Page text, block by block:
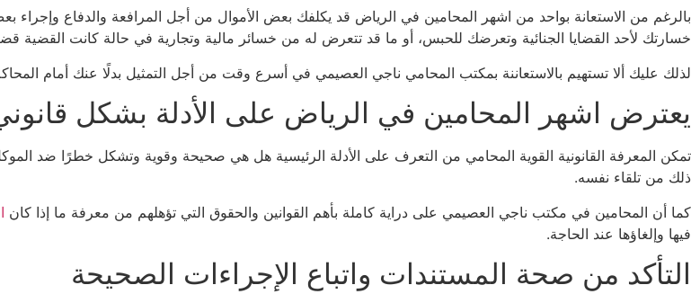
بالرغم من الاستعانة بواحد من اشهر المحامين في الرياض قد يكلفك بعض الأموال من أجل المرافعة والدفاع وإجراء
خسارتك لأحد القضايا الجنائية وتعرضك للحبس، أو ما قد تتعرض له من خسائر مالية وتجارية في حالة كانت القضية
لذلك عليك ألا تستهيم بالاستعاننة بمكتب المحامي ناجي العصيمي في أسرع وقت من أجل التمثيل بدلًا عنك أمام
يعترض اشهر المحامين في الرياض على الأدلة بشكل
تمكن المعرفة القانونية القوية المحامي من التعرف على الأدلة الرئيسية هل هي صحيحة وقوية وتشكل خطرًا ضد
ذلك من تلقاء نفسه.
كما أن المحامين في مكتب ناجي العصيمي على دراية كاملة بأهم القوانين والحقوق التي تؤهلهم من معرفة ما إذا كان
فيها وإلغاؤها عند الحاجة.
التأكد من صحة المستندات واتباع الإجراءات الصحيحة